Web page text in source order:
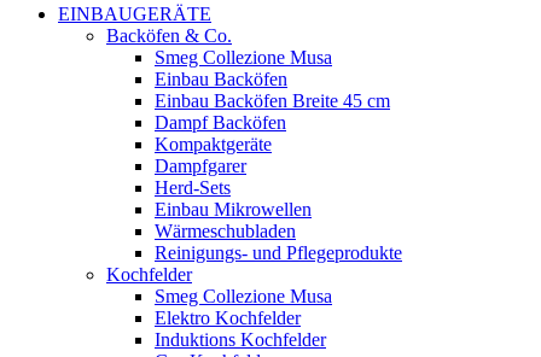
Menu
Close
EINBAUGERÄTE
Backöfen & Co.
Smeg Collezione Musa
Einbau Backöfen
Einbau Backöfen Breite 45 cm
Dampf Backöfen
Kompaktgeräte
Dampfgarer
Herd-Sets
Einbau Mikrowellen
Wärmeschubladen
Reinigungs- und Pflegeprodukte
Kochfelder
Smeg Collezione Musa
Elektro Kochfelder
Induktions Kochfelder